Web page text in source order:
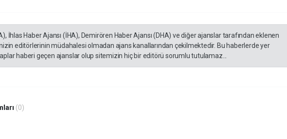
İhlas Haber Ajansı (İHA), Demirören Haber Ajansı (DHA) ve diğer ajanslar tarafından eklenen
editörlerinin müdahalesi olmadan ajans kanallarından çekilmektedir. Bu haberlerde yer
haberi geçen ajanslar olup sitemizin hiç bir editörü sorumlu tutulamaz...
(0)